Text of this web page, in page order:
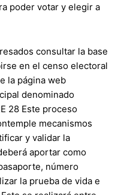
poder votar y elegir a
consultar la base
en el censo electoral
la página web
denominado
28 Este proceso
mecanismos
y validar la
aportar como
número
la prueba de vida e